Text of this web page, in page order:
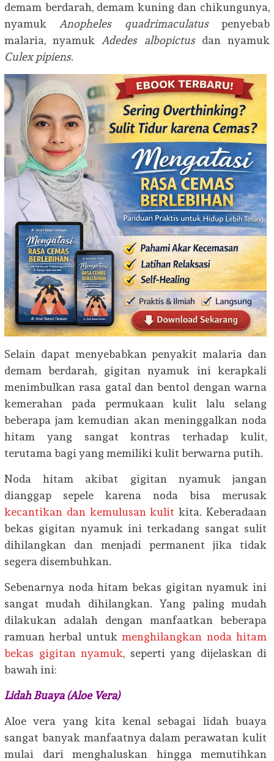
demam berdarah, demam kuning dan chikungunya,
nyamuk Anopheles quadrimaculatuspenyebab
malaria, nyamuk Adedes albopictusdan nyamuk
Culex pipiens.
Selain dapat menyebabkan penyakit malaria dan
demam berdarah, gigitan nyamuk ini kerapkali
menimbulkan rasa gatal dan bentol dengan warna
kemerahan pada permukaan kulit lalu selang
beberapa jam kemudian akan meninggalkan noda
hitam yang sangat kontras terhadap kulit,
terutama bagi yang memiliki kulit berwarna putih.
Noda hitam akibat gigitan nyamuk jangan
dianggap sepele karena noda bisa merusak
kecantikan dan kemulusan kulit kita. Keberadaan
bekas gigitan nyamuk ini terkadang sangat sulit
dihilangkan dan menjadi permanent jika tidak
segera disembuhkan.
Sebenarnya noda hitam bekas gigitan nyamuk ini
sangat mudah dihilangkan. Yang paling mudah
dilakukan adalah dengan manfaatkan beberapa
ramuan herbal untukmenghilangkan noda hitam
bekas gigitan nyamuk, seperti yang dijelaskan di
bawah ini:
Lidah Buaya (Aloe Vera)
Aloe vera yang kita kenal sebagai lidah buaya
sangat banyak manfaatnya dalam perawatan kulit
mulai dari menghaluskan hingga memutihkan